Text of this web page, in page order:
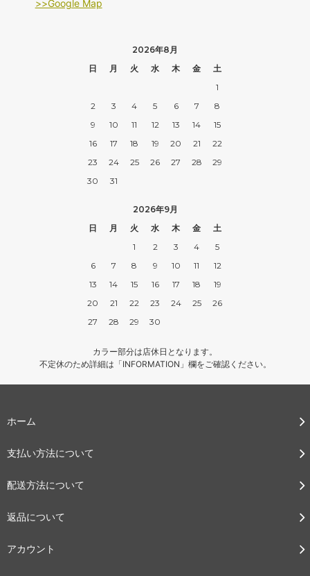
>>Google Map
2026年8月
日
月 火 水 木 金
土
1
2
3 4 5 6 7
8
9
10 11 12 13 14
15
16
17 18 19 20 21
22
23
24 25 26 27 28
29
30
31
2026年9月
日
月 火 水 木 金
土
1
2 3 4
5
6
7 8 9 10 11
12
13
14 15 16 17 18
19
20
21 22 23 24 25
26
27
28 29 30
カラー部分は店休日となります。
不定休のため詳細は「INFORMATION」欄をご確認ください。
ホーム
支払い方法について
配送方法について
返品について
アカウント